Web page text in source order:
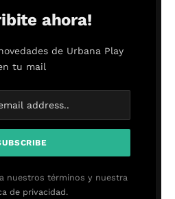
ahora!
de Urbana Play
tu mail
nuestros términos y nuestra
de privacidad.